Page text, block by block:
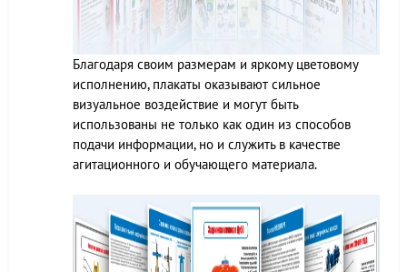
Благодаря своим размерам и яркому цветовому
исполнению, плакаты оказывают сильное
визуальное воздействие и могут быть
использованы не только как один из способов
подачи информации, но и служить в качестве
агитационного и обучающего материала.